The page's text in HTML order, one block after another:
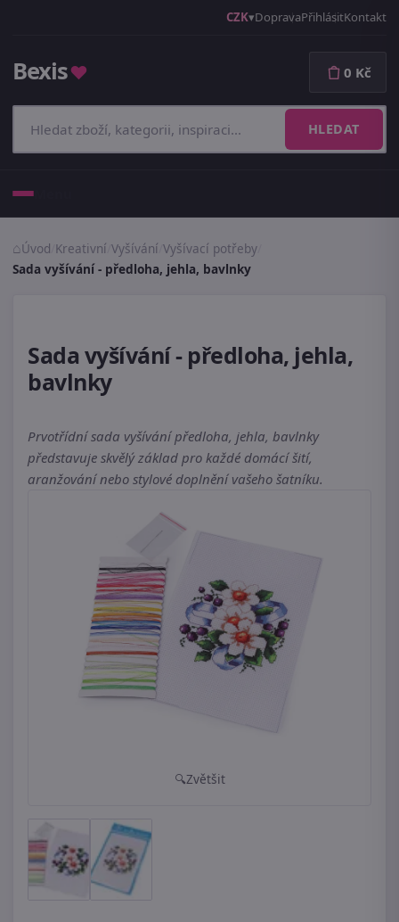
CZK DopravaPřihlásitKontakt
Bexis♥
HLEDAT
0 Kč
Úvod Kreativní Vyšívání Vyšívací potřeby
Sada vyšívání - předloha, jehla, bavlnky
Sada vyšívání - předloha, jehla,
bavlnky
Prvotřídní sada vyšívání předloha, jehla, bavlnky
představuje skvělý základ pro každé domácí šití,
aranžování nebo stylové doplnění vašeho šatníku.
Zvětšit